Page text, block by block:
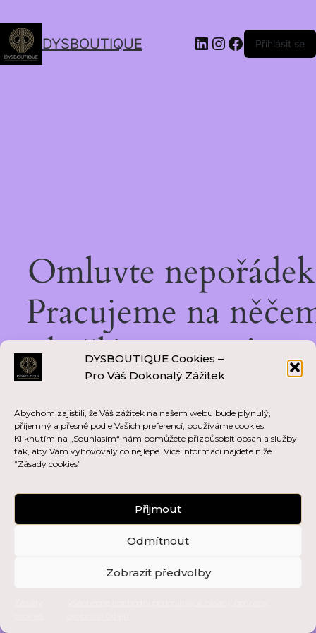
DYSBOUTIQUE Cookies –
Pro Váš Dokonalý Zážitek
Abychom zajistili, že Váš zážitek na našem webu bude plynulý,
příjemný a přesně podle Vašich preferencí, používáme cookies.
Kliknutím na „Souhlasím“ nám pomůžete přizpůsobit obsah a služby
tak, aby Vám vyhovovaly co nejlépe. Více informací najdete níže
“Zásady cookies”
Přijmout
Odmítnout
Zobrazit předvolby
DYSBOUTIQUE Přihlásit se
Omluvte
Pracujeme na
skvělém — vraťte se
brzy zpět!